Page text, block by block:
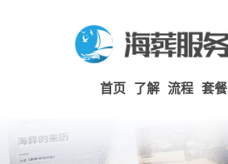
首页 了解 流程 套餐